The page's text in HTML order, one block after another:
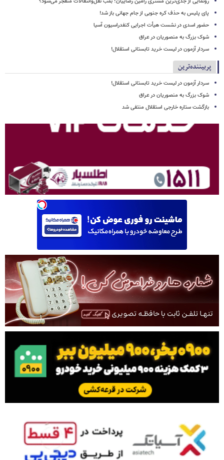
پای پلیس به حذف کره جنوبی از جام جهانی باز شد!
حضور اسدی در نشست هیأت اجرایی کنفدراسیون آسیا
شوک بزرگ به منصوریان در عراق
سردار آزمون در لیست خرید تابستانی استقلال!
پربیننده‌ترین
سردار آزمون در لیست خرید تابستانی استقلال!
شوک بزرگ به منصوریان در عراق
بازگشت ستاره خارجی استقلال منتفی شد